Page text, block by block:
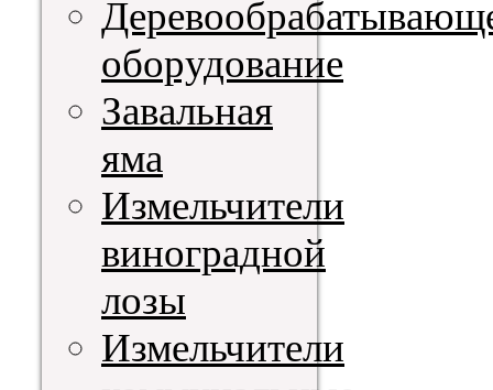
оборудование
Завальная
яма
Измельчители
виноградной
лозы
Измельчители